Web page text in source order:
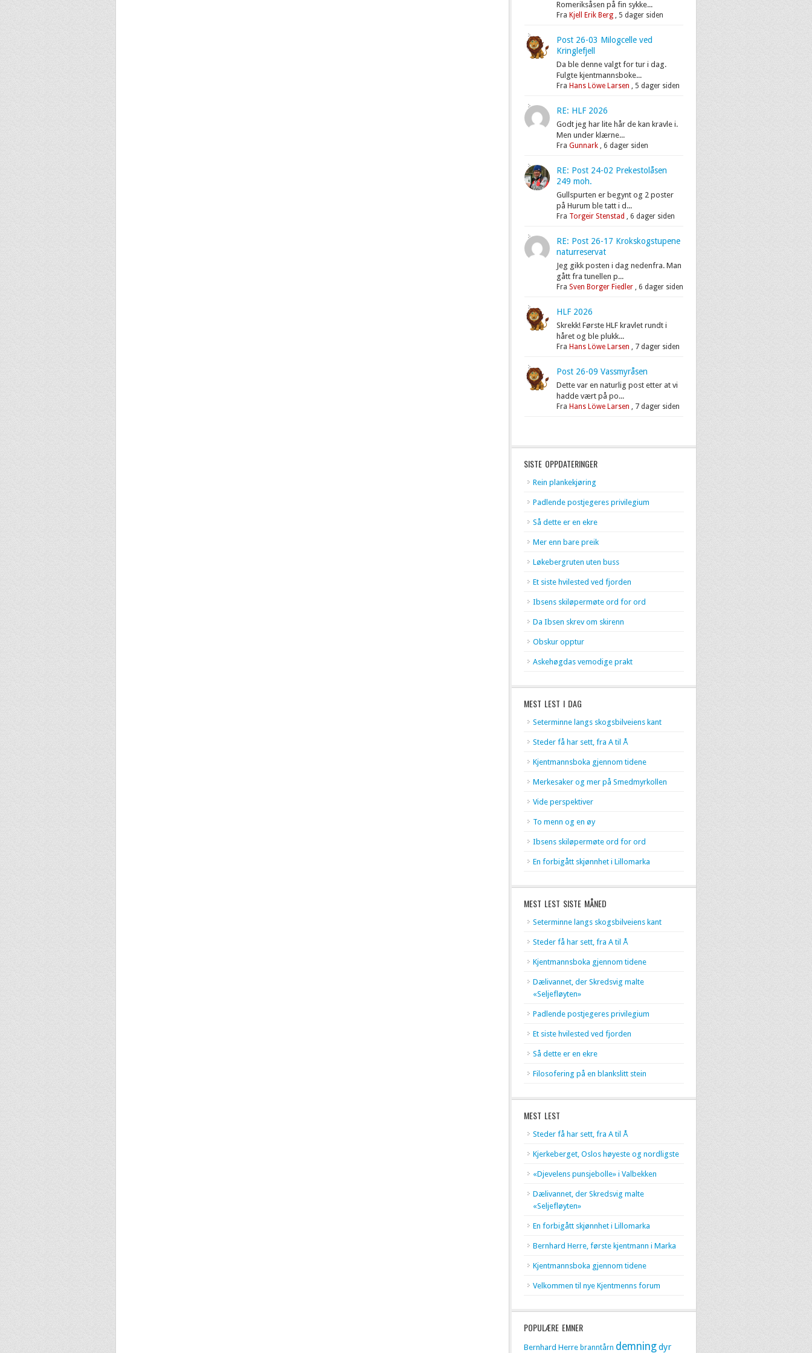
Romeriksåsen på fin sykke...
Fra Kjell Erik Berg, 5 dager siden
Post 26-03 Milogcelle ved
Kringlefjell
Da ble denne valgt for tur i dag.
Fulgte kjentmannsboke...
Fra Hans Löwe Larsen , 5 dager siden
RE: HLF 2026
Godt jeg har lite hår de kan kravle i.
Men under klærne...
Fra Gunnark, 6 dager siden
RE: Post 24-02 Prekestolåsen
249 moh.
Gullspurten er begynt og 2 poster
på Hurum ble tatt i d...
Fra Torgeir Stenstad , 6 dager siden
RE: Post 26-17 Krokskogstupene
naturreservat
Jeg gikk posten i dag nedenfra. Man
gått fra tunellen p...
Fra Sven Borger Fiedler, 6 dager siden
HLF 2026
Skrekk! Første HLF kravlet rundt i
håret og ble plukk...
Fra Hans Löwe Larsen , 7 dager siden
Post 26-09 Vassmyråsen
Dette var en naturlig post etter at vi
hadde vært på po...
Fra Hans Löwe Larsen , 7 dager siden
SISTE OPPDATERINGER
Rein plankekjøring
Padlende postjegeres privilegium
Så dette er en ekre
Mer enn bare preik
Løkebergruten uten buss
Et siste hvilested ved fjorden
Ibsens skiløpermøte ord for ord
Da Ibsen skrev om skirenn
Obskur opptur
Askehøgdas vemodige prakt
MEST LEST I DAG
Seterminne langs skogsbilveiens kant
Steder få har sett, fra A til Å
Kjentmannsboka gjennom tidene
Merkesaker og mer på Smedmyrkollen
Vide perspektiver
To menn og en øy
Ibsens skiløpermøte ord for ord
En forbigått skjønnhet i Lillomarka
MEST LEST SISTE MÅNED
Seterminne langs skogsbilveiens kant
Steder få har sett, fra A til Å
Kjentmannsboka gjennom tidene
Dælivannet, der Skredsvig malte
«Seljefløyten»
Padlende postjegeres privilegium
Et siste hvilested ved fjorden
Så dette er en ekre
Filosofering på en blankslitt stein
MEST LEST
Steder få har sett, fra A til Å
Kjerkeberget, Oslos høyeste og nordligste
«Djevelens punsjebolle» i Valbekken
Dælivannet, der Skredsvig malte
«Seljefløyten»
En forbigått skjønnhet i Lillomarka
Bernhard Herre, første kjentmann i Marka
Kjentmannsboka gjennom tidene
Velkommen til nye Kjentmenns forum
POPULÆRE EMNER
Bernhard Herre branntårn demningdyr